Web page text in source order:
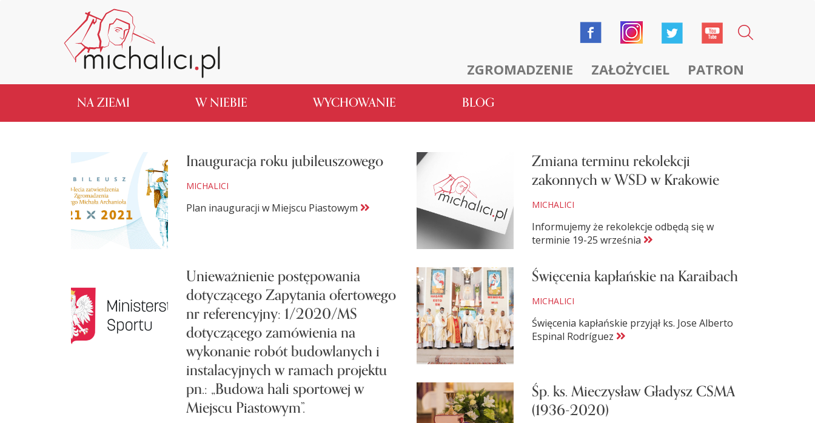
ZGROMADZENIE ZAŁOŻYCIEL PATRON
NA ZIEMI W NIEBIE WYCHOWANIE BLOG
Inauguracja roku jubileuszowego
MICHALICI
Plan inauguracji w Miejscu Piastowym
Zmiana terminu rekolekcji
zakonnych w WSD w Krakowie
MICHALICI
Informujemy że rekolekcje odbędą się w
terminie 19-25 września
Unieważnienie postępowania
dotyczącego Zapytania ofertowego
nr referencyjny: 1/2020/MS
dotyczącego zamówienia na
wykonanie robót budowlanych i
instalacyjnych w ramach projektu
pn.: „Budowa hali sportowej w
Miejscu Piastowym”.
Święcenia kapłańskie na Karaibach
MICHALICI
Święcenia kapłańskie przyjął ks. Jose Alberto
Espinal Rodríguez
Śp. ks. Mieczysław Gładysz CSMA
(1936-2020)